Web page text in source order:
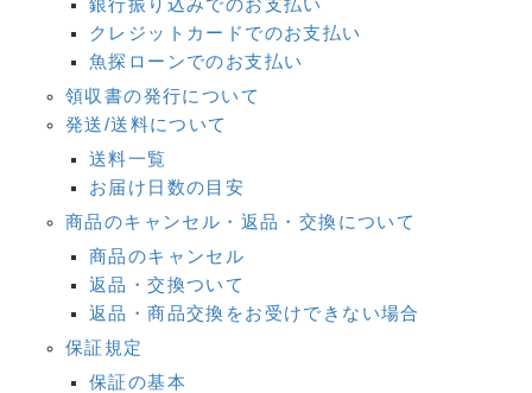
銀行振り込みでのお支払い
クレジットカードでのお支払い
魚探ローンでのお支払い
領収書の発行について
発送/送料について
送料一覧
お届け日数の目安
商品のキャンセル・返品・交換について
商品のキャンセル
返品・交換ついて
返品・商品交換をお受けできない場合
保証規定
保証の基本